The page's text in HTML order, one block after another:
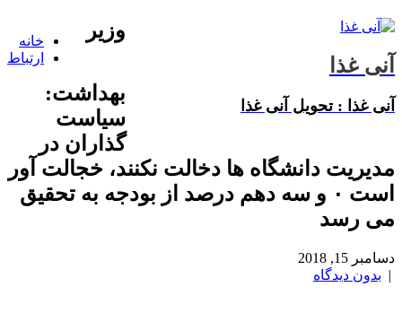
آنی غذا
آنی غذا : تحویل آنی غذا
خانه
ارتباط
وزیر
بهداشت:
سیاست
گذاران در
مدیریت دانشگاه ها دخالت نكنند، خجالت آور
است ۰ و سه دهم درصد از بودجه به تحقیق
می رسد
دسامبر 15, 2018
| بدون دیدگاه